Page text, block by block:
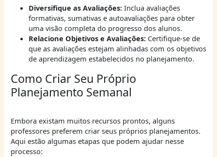
Diversifique as Avaliações:Inclua avaliações
formativas, sumativas e autoavaliações para obter
uma visão completa do progresso dos alunos.
Relacione Objetivos e Avaliações:Certifique-se de
que as avaliações estejam alinhadas com os objetivos
de aprendizagem estabelecidos no planejamento.
Como Criar Seu Próprio
Planejamento Semanal
Embora existam muitos recursos prontos, alguns
professores preferem criar seus próprios planejamentos.
Aqui estão algumas etapas que podem ajudar nesse
processo: